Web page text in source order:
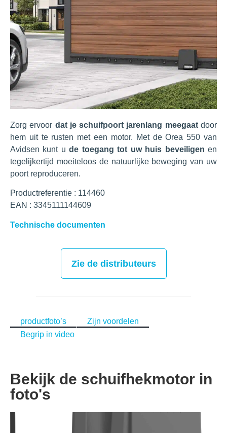
Zorg ervoor dat je schuifpoort jarenlang meegaatdoor
hem uit te rusten met een motor. Met de Orea 550 van
Avidsen kunt ude toegang tot uw huis beveiligen en
tegelijkertijd moeiteloos de natuurlijke beweging van uw
poort reproduceren.
Productreferentie : 114460
EAN : 3345111144609
Technische documenten
Zie de distributeurs
productfoto’s
Zijn voordelen
Begrip in video
Bekijk de schuifhekmotor in
foto's